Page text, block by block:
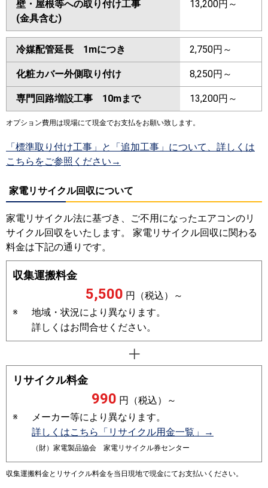
壁・屋根等への取り付け工事
(金具含む)
13,200円～
冷媒配管延長 1mにつき 2,750円～
化粧カバー外側取り付け 8,250円～
専門回路増設工事 10mまで 13,200円～
オプション費用は現場にて現金でお支払をお願い致します。
「標準取り付け工事」と「追加工事」について、詳しくは
こちらをご参照ください→
家電リサイクル回収について
家電リサイクル法に基づき、ご不用になったエアコンのリ
サイクル回収をいたします。 家電リサイクル回収に関わる
料金は下記の通りです。
収集運搬料金
5,500 円（税込）～
※
地域・状況により異なります。
詳しくはお問合せください。
リサイクル料金
990 円（税込）～
※
メーカー等により異なります。
詳しくはこちら「リサイクル用金一覧」→
（財）家電製品協会 家電リサイクル券センター
収集運搬料金とリサイクル料金を当日現地で現金にてお支払いください。